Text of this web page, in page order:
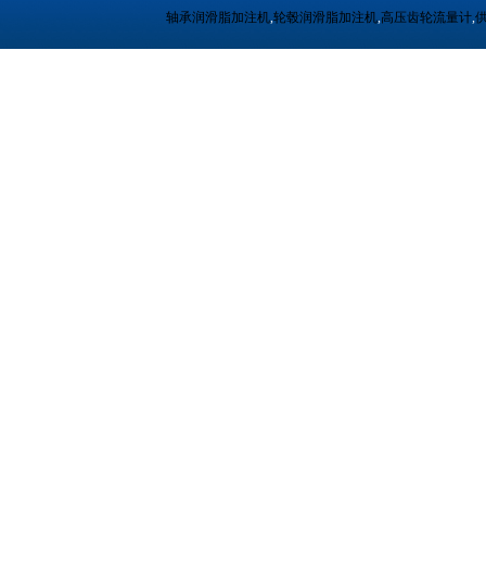
轴承润滑脂加注机,轮毂润滑脂加注机,高压齿轮流量计,